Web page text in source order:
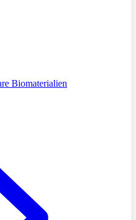
Biomaterialien